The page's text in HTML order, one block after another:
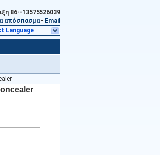
86--13575526039
απόσπασμα - Email
Language